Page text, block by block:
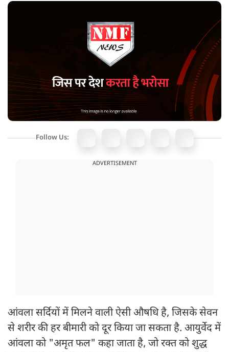
Follow Us:
ADVERTISEMENT
आंवला सर्दियों में मिलने वाली ऐसी औषधि है, जिसके सेवन
से शरीर की हर बीमारी को दूर किया जा सकता है. आयुर्वेद में
आंवला को "अमृत फल" कहा जाता है, जो रक्त को शुद्ध